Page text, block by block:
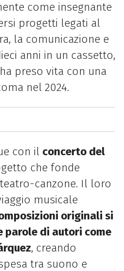
come insegnante
progetti legati al
la comunicazione e
anni in un cassetto,
ha preso vita con una
nel 2024.
con il concerto del
che fonde
canzone. Il loro
musicale
originali si
parole di autori come
, creando
tra suono e